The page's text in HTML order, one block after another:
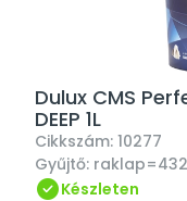
Dulux CMS
DEEP 1L
Cikkszám: 10277
Gyűjtő:
Készleten